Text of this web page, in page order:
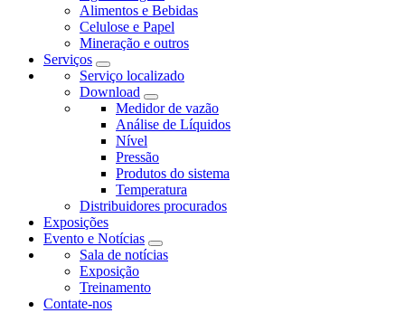
Alimentos e Bebidas
Celulose e Papel
Mineração e outros
Serviços
Serviço localizado
Download
Medidor de vazão
Análise de Líquidos
Nível
Pressão
Produtos do sistema
Temperatura
Distribuidores procurados
Exposições
Evento e Notícias
Sala de notícias
Exposição
Treinamento
Contate-nos